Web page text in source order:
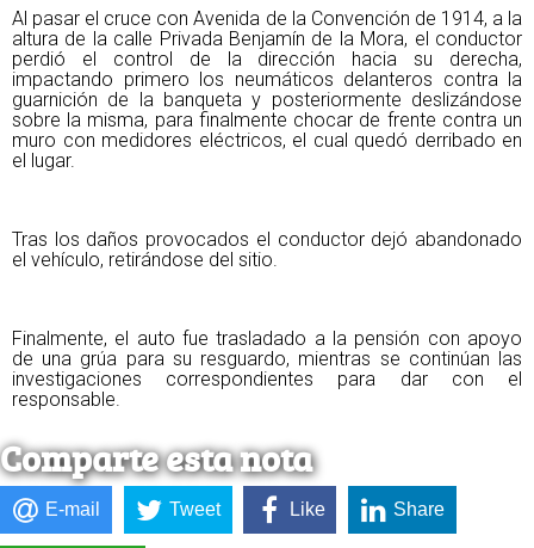
Al pasar el cruce con Avenida de la Convención de 1914, a la
altura de la calle Privada Benjamín de la Mora, el conductor
perdió el control de la dirección hacia su derecha,
impactando primero los neumáticos delanteros contra la
guarnición de la banqueta y posteriormente deslizándose
sobre la misma, para finalmente chocar de frente contra un
muro con medidores eléctricos, el cual quedó derribado en
el lugar.
Tras los daños provocados el conductor dejó abandonado
el vehículo, retirándose del sitio.
Finalmente, el auto fue trasladado a la pensión con apoyo
de una grúa para su resguardo, mientras se continúan las
investigaciones correspondientes para dar con el
responsable.
Comparte esta nota
E-mail Tweet Like Share